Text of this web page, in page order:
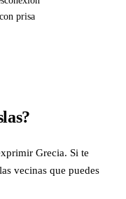
prisa
Grecia. Si te
vecinas que puedes